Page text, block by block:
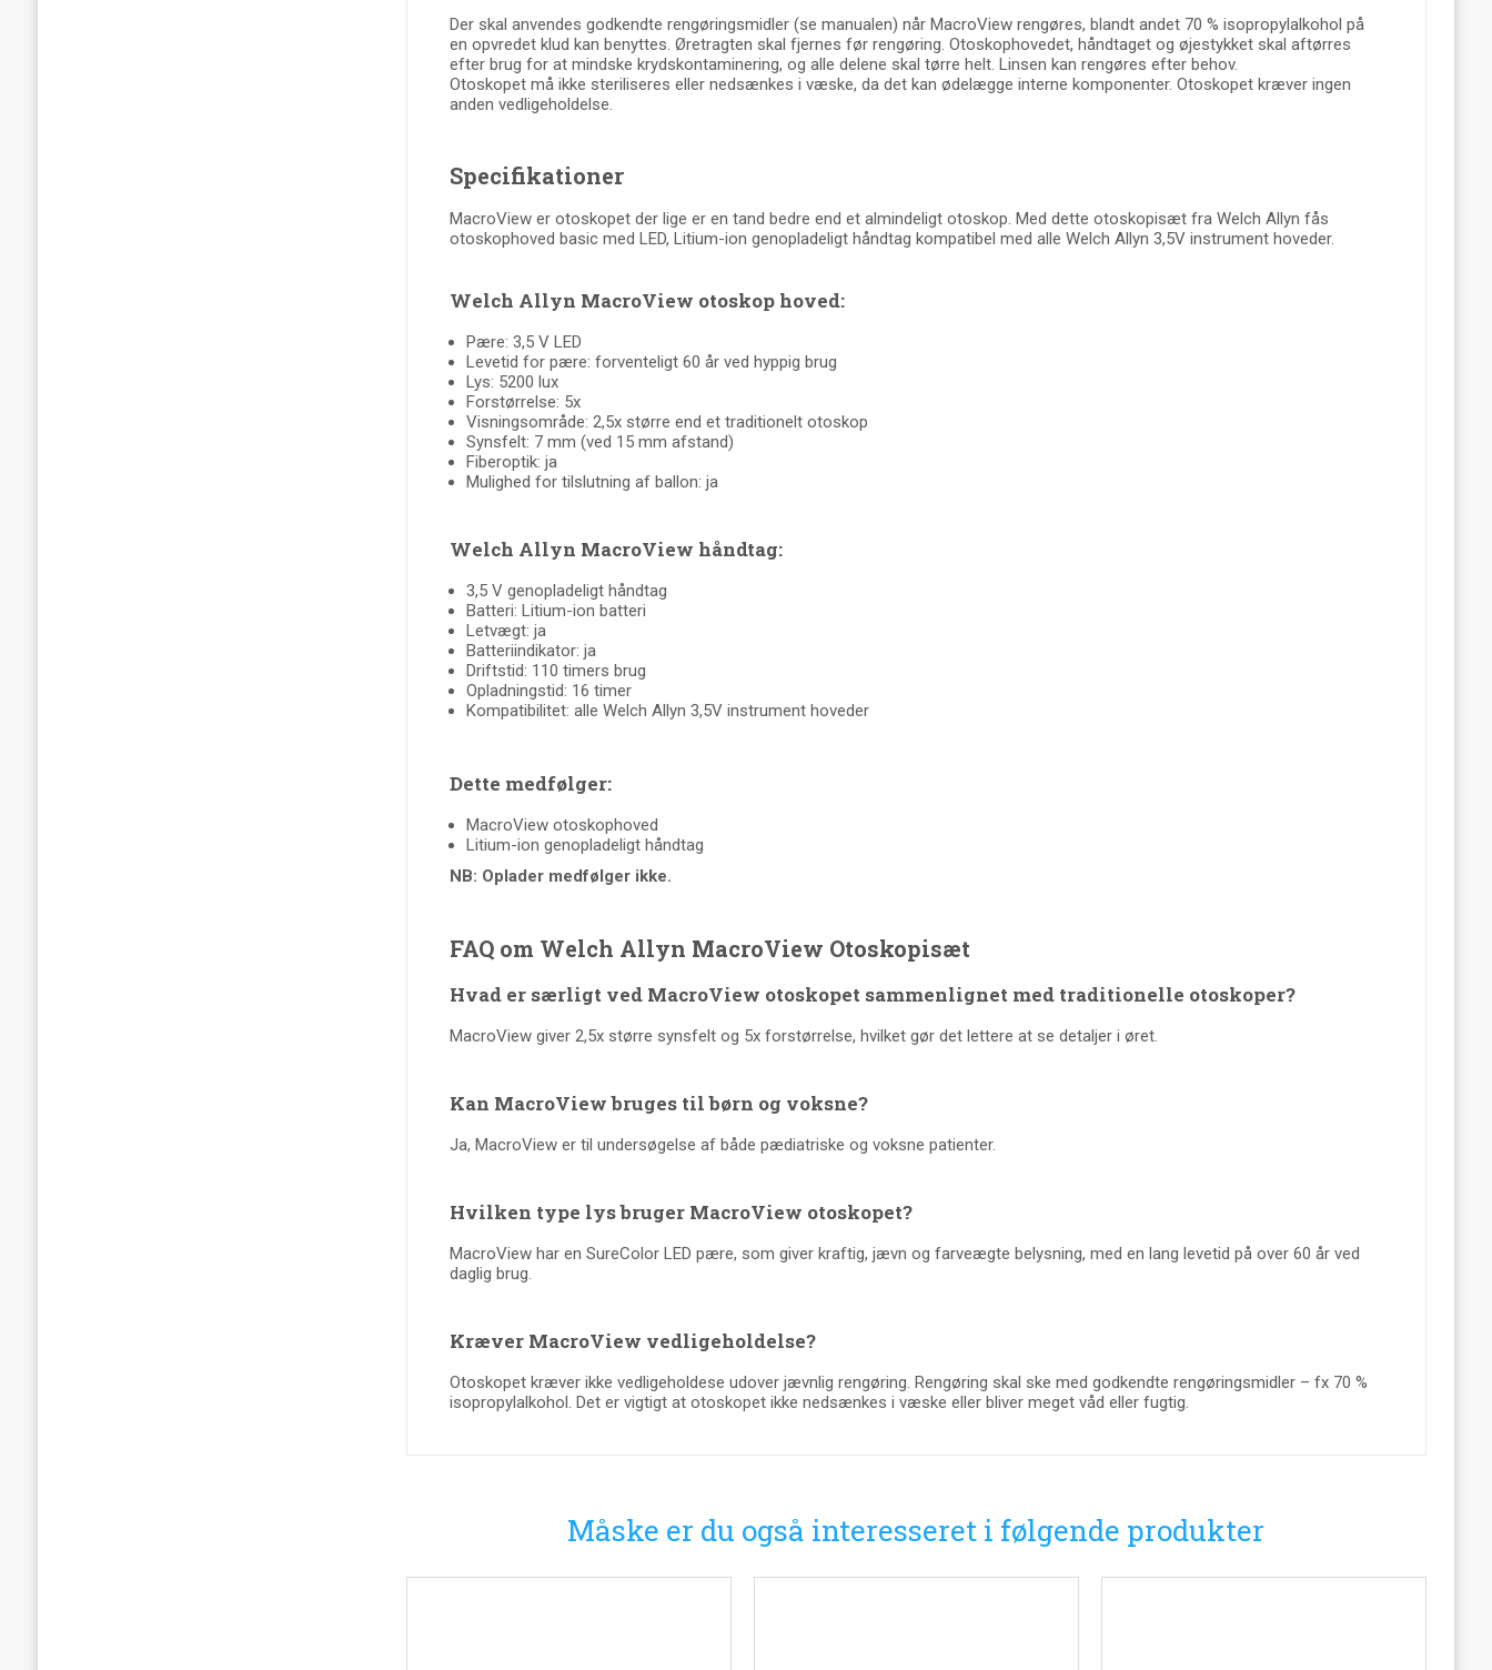
Der skal anvendes godkendte rengøringsmidler (se manualen) når MacroView rengøres, blandt andet 70 % isopropylalkohol på
en opvredet klud kan benyttes. Øretragten skal fjernes før rengøring. Otoskophovedet, håndtaget og øjestykket skal aftørres
efter brug for at mindske krydskontaminering, og alle delene skal tørre helt. Linsen kan rengøres efter behov.
Otoskopet må ikke steriliseres eller nedsænkes i væske, da det kan ødelægge interne komponenter. Otoskopet kræver ingen
anden vedligeholdelse.
Specifikationer
MacroView er otoskopet der lige er en tand bedre end et almindeligt otoskop. Med dette otoskopisæt fra Welch Allyn fås
otoskophoved basic med LED, Litium-ion genopladeligt håndtag kompatibel med alle Welch Allyn 3,5V instrument hoveder.
Welch Allyn MacroView otoskop hoved:
Pære: 3,5 V LED
Levetid for pære: forventeligt 60 år ved hyppig brug
Lys: 5200 lux
Forstørrelse: 5x
Visningsområde: 2,5x større end et traditionelt otoskop
Synsfelt: 7 mm (ved 15 mm afstand)
Fiberoptik: ja
Mulighed for tilslutning af ballon: ja
Welch Allyn MacroView håndtag:
3,5 V genopladeligt håndtag
Batteri: Litium-ion batteri
Letvægt: ja
Batteriindikator: ja
Driftstid: 110 timers brug
Opladningstid: 16 timer
Kompatibilitet: alle Welch Allyn 3,5V instrument hoveder
Dette medfølger:
MacroView otoskophoved
Litium-ion genopladeligt håndtag
NB: Oplader medfølger ikke.
FAQ om Welch Allyn MacroView Otoskopisæt
Hvad er særligt ved MacroView otoskopet sammenlignet med traditionelle otoskoper?
MacroView giver 2,5x større synsfelt og 5x forstørrelse, hvilket gør det lettere at se detaljer i øret.
Kan MacroView bruges til børn og voksne?
Ja, MacroView er til undersøgelse af både pædiatriske og voksne patienter.
Hvilken type lys bruger MacroView otoskopet?
MacroView har en SureColor LED pære, som giver kraftig, jævn og farveægte belysning, med en lang levetid på over 60 år ved
daglig brug.
Kræver MacroView vedligeholdelse?
Otoskopet kræver ikke vedligeholdese udover jævnlig rengøring. Rengøring skal ske med godkendte rengøringsmidler – fx 70 %
isopropylalkohol. Det er vigtigt at otoskopet ikke nedsænkes i væske eller bliver meget våd eller fugtig.
Måske er du også interesseret i følgende produkter